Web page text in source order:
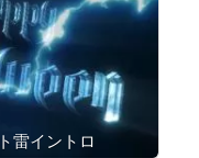
雷イントロ